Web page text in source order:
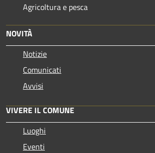
Agricoltura e pesca
NOVITÀ
Notizie
Comunicati
Avvisi
VIVERE IL COMUNE
Luoghi
Eventi